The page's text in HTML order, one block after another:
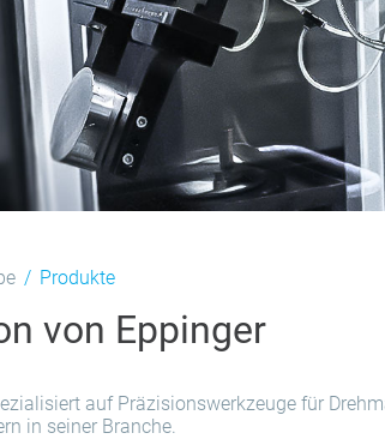
Produkte
von Eppinger
auf Präzisionswerkzeuge für
in seiner Branche.